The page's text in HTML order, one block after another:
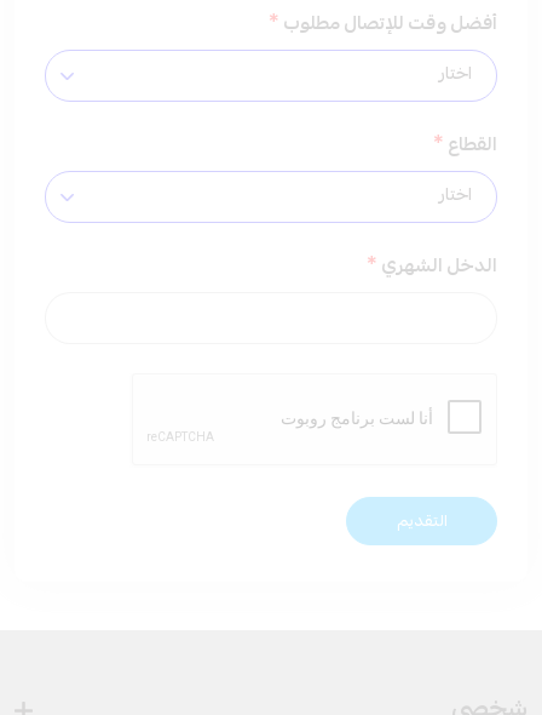
أفضل وقت للإتصال مطلوب *
القطاع *
الدخل الشهري *
التقديم